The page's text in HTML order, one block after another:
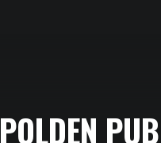
Polden Publishing
POLDEN